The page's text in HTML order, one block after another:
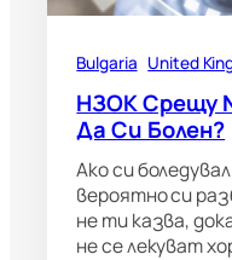
Bulgaria United
НЗОК Срещу
Да Си Болен?
Ако си
вероятно си
не ти казва,
не се лекуват